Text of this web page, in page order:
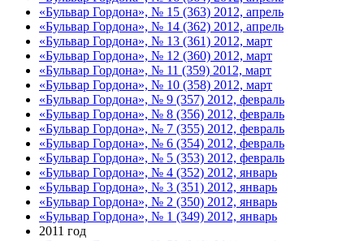
«Бульвар Гордона», № 15 (363) 2012, апрель
«Бульвар Гордона», № 14 (362) 2012, апрель
«Бульвар Гордона», № 13 (361) 2012, март
«Бульвар Гордона», № 12 (360) 2012, март
«Бульвар Гордона», № 11 (359) 2012, март
«Бульвар Гордона», № 10 (358) 2012, март
«Бульвар Гордона», № 9 (357) 2012, февраль
«Бульвар Гордона», № 8 (356) 2012, февраль
«Бульвар Гордона», № 7 (355) 2012, февраль
«Бульвар Гордона», № 6 (354) 2012, февраль
«Бульвар Гордона», № 5 (353) 2012, февраль
«Бульвар Гордона», № 4 (352) 2012, январь
«Бульвар Гордона», № 3 (351) 2012, январь
«Бульвар Гордона», № 2 (350) 2012, январь
«Бульвар Гордона», № 1 (349) 2012, январь
2011 год